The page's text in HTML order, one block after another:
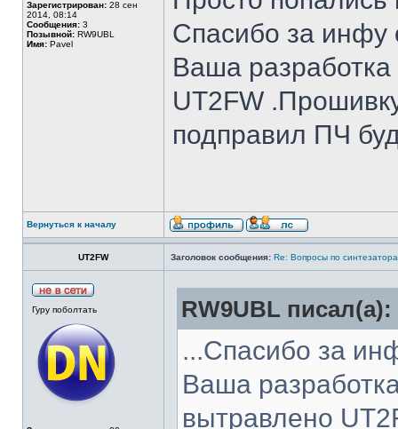
Зарегистрирован: 28 сен
2014, 08:14
Сообщения: 3
Позывной: RW9UBL
Имя: Pavel
Спасибо за инфу
Ваша
UT2FW
подправил ПЧ
Вернуться к началу
UT2FW Заголовок сообщения: Re: Вопросы по
Гуру поболтать RW9UBL писал(а):
...Спасибо за
Ваша
вытравлено